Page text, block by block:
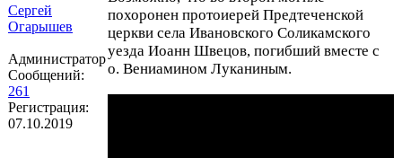
Сергей
Огарышев
Администратор
Сообщений:
261
Регистрация:
07.10.2019
похоронен протоиерей Предтеченской
церкви села Ивановского Соликамского
уезда Иоанн Швецов, погибший вместе с
о. Вениамином Луканиным.